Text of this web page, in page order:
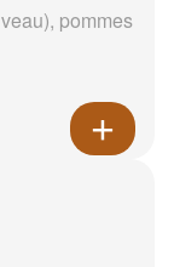
pommes